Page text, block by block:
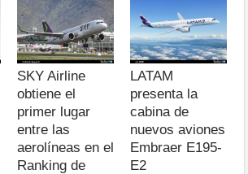
SKY Airline
obtiene el
primer lugar
entre las
aerolíneas en el
Ranking de
LATAM
presenta la
cabina de
nuevos aviones
Embraer E195-
E2